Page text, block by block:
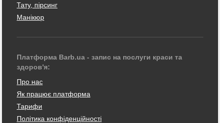
Тату, пірсинг
Манікюр
Платформа Barb.ua - запис на послуги краси та
здоров'я:
Про нас
Як працює платформа
Тарифи
Політика конфіденційності